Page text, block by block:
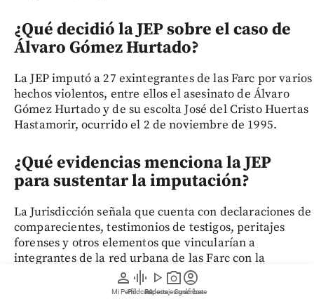
person
Mi Perfil
graphic_eq
Pódcast
play_arrow
Videos
photo_camera
Reportajes gráficos
account_circle
Suscríbete
¿Qué decidió la JEP sobre el caso de
Álvaro Gómez Hurtado?
La JEP imputó a 27 exintegrantes de las Farc por varios
hechos violentos, entre ellos el asesinato de Álvaro
Gómez Hurtado y de su escolta José del Cristo Huertas
Hastamorir, ocurrido el 2 de noviembre de 1995.
¿Qué evidencias menciona la JEP
para sustentar la imputación?
La Jurisdicción señala que cuenta con declaraciones de
comparecientes, testimonios de testigos, peritajes
forenses y otros elementos que vincularían a
integrantes de la red urbana de las Farc con la
ejecución del crimen.